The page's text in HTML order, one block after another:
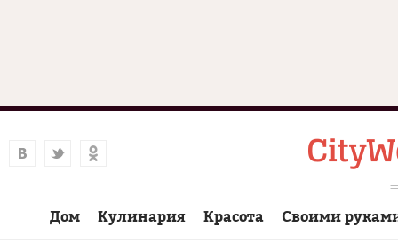
Дом Кулинария Красота Своими